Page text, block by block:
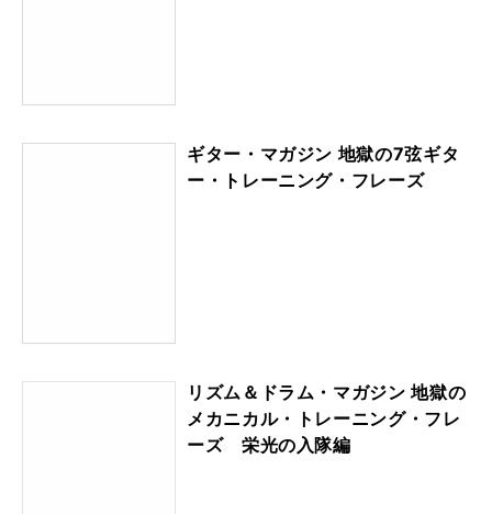
ギター・マガジン 地獄の7弦ギタ
ー・トレーニング・フレーズ
リズム＆ドラム・マガジン 地獄の
メカニカル・トレーニング・フレ
ーズ 栄光の入隊編